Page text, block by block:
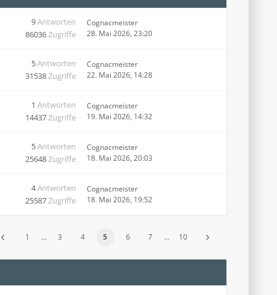
9Antworten
86036Zugriffe
Cognacmeister
28. Mai 2026, 23:20
5Antworten
31538Zugriffe
Cognacmeister
22. Mai 2026, 14:28
1 Antworten
14437Zugriffe
Cognacmeister
19. Mai 2026, 14:32
5Antworten
25648Zugriffe
Cognacmeister
18. Mai 2026, 20:03
4Antworten
25587Zugriffe
Cognacmeister
18. Mai 2026, 19:52
1 … 3 4 5 6 7 … 10